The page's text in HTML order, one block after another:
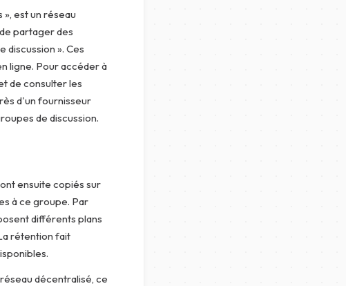
est un réseau
partager des
discussion ». Ces
ligne. Pour accéder à
de consulter les
d'un fournisseur
de discussion.
ensuite copiés sur
à ce groupe. Par
différents plans
rétention fait
décentralisé, ce